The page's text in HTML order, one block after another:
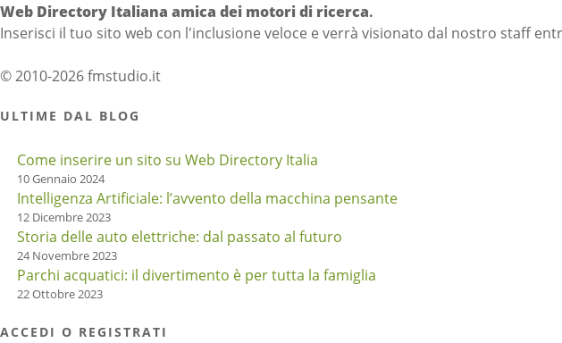
Web Directory Italiana amica dei motori di ricerca.
Inserisci il tuo sito web con l'inclusione veloce e verrà visionato dal nostro staff
© 2010-2026 fmstudio.it
ULTIME DAL BLOG
Come inserire un sito su Web Directory Italia
10 Gennaio 2024
Intelligenza Artificiale: l’avvento della macchina pensante
12 Dicembre 2023
Storia delle auto elettriche: dal passato al futuro
24 Novembre 2023
Parchi acquatici: il divertimento è per tutta la famiglia
22 Ottobre 2023
ACCEDI O REGISTRATI